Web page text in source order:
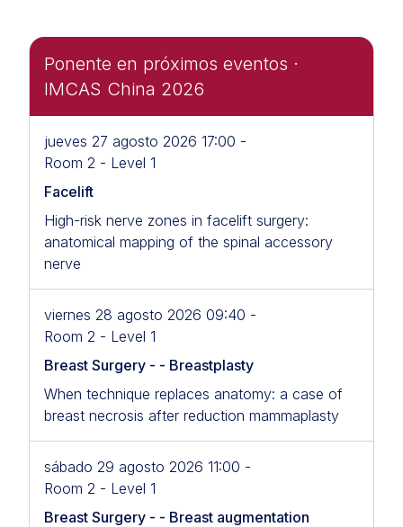
Ponente en próximos eventos ·
IMCAS China 2026
jueves 27 agosto 2026 17:00 -
Room 2 - Level 1
Facelift
High-risk nerve zones in facelift surgery:
anatomical mapping of the spinal accessory
nerve
viernes 28 agosto 2026 09:40 -
Room 2 - Level 1
Breast Surgery - - Breastplasty
When technique replaces anatomy: a case of
breast necrosis after reduction mammaplasty
sábado 29 agosto 2026 11:00 -
Room 2 - Level 1
Breast Surgery - - Breast augmentation